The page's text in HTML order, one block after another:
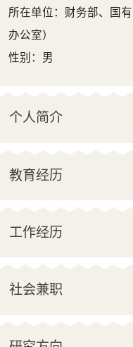
所在单位：财务部、国
办公室）
性别：男
个人简介
教育经历
工作经历
社会兼职